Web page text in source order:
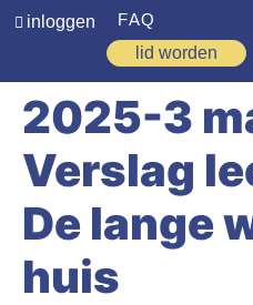
inloggen
FAQ
lid worden
Home
Zoeken
Over ons
Spirituele reis
2025-3
Verslag
De lange
huis